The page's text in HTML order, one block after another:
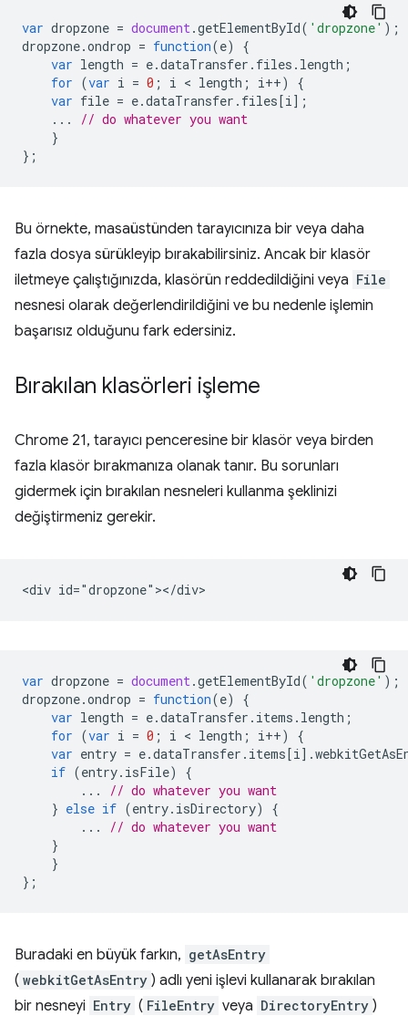
var dropzone = document.getElementById( 'dropzone' );
dropzone.ondrop = function(e)
{
var length = e.dataTransfer . files . length ;
for (var i = 0 ; i < length ; i++)
{
var file = e.dataTransfer . files[i];
...
// do whatever you want
}
};
Bu örnekte, masaüstünden tarayıcınıza bir veya daha
fazla dosya sürükleyip bırakabilirsiniz. Ancak bir klasör
iletmeye çalıştığınızda, klasörün reddedildiğini veya File
nesnesi olarak değerlendirildiğini ve bu nedenle işlemin
başarısız olduğunu fark edersiniz.
Bırakılan klasörleri işleme
Chrome 21, tarayıcı penceresine bir klasör veya birden
fazla klasör bırakmanıza olanak tanır. Bu sorunları
gidermek için bırakılan nesneleri kullanma şeklinizi
değiştirmeniz gerekir.
var dropzone = document.getElementById( 'dropzone' );
dropzone.ondrop = function(e)
{
var length = e.dataTransfer . items . length ;
for (var i = 0 ; i < length ; i++)
{
var entry = e.dataTransfer . items[i].
if (entry. isFile)
{
...
// do whatever you want
} else if (entry. isDirectory)
{
...
// do whatever you want
}
}
};
Buradaki en büyük farkın, getAsEntry
( webkitGetAsEntry ) adlı yeni işlevi kullanarak bırakılan
bir nesneyi Entry ( FileEntry veya DirectoryEntry )